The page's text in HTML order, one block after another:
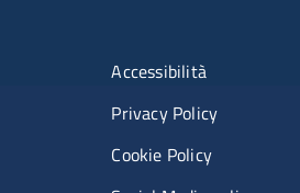
Menù
Accessibilità
Privacy Policy
Cookie Policy